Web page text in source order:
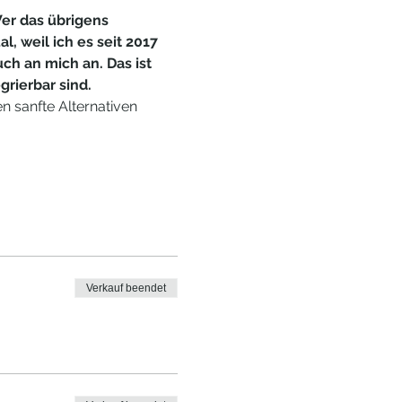
das übrigens
weil ich es seit 2017
an mich an. Das ist
sind.
sanfte Alternativen
Verkauf beendet